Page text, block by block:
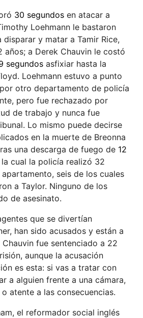
30 segundos en atacar a
Loehmann le bastaron
disparar y matar a Tamir Rice,
años; a Derek Chauvin le costó
segundos asfixiar hasta la
Loehmann estuvo a punto
otro departamento de policía
pero fue rechazado por
de trabajo y nunca fue
Lo mismo puede decirse
en la muerte de Breonna
una descarga de fuego de 12
cual la policía realizó 32
seis de los cuales
a Taylor. Ninguno de los
de asesinato.
que se divertían
han sido acusados y están a
fue sentenciado a 22
aunque la acusación
es esta: si vas a tratar con
a alguien frente a una cámara,
atente a las consecuencias.
el reformador social inglés